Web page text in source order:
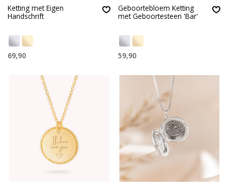
Ketting met Eigen
Handschrift
69,90
Geboortebloem Ketting
met Geboortesteen 'Bar'
59,90